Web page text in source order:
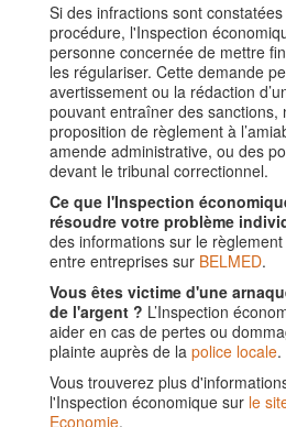
Si des infractions sont
procédure, l'Inspection
personne concernée de mettre
les régulariser. Cette demande
avertissement ou la rédaction
pouvant entraîner des sanctions,
proposition de règlement à
amende administrative, ou des
devant le tribunal correctionnel.
Ce que l'Inspection
résoudre votre problème
des informations sur le
entre entreprises sur BELMED.
Vous êtes victime d'une
de l'argent ? L’Inspection
aider en cas de pertes ou
plainte auprès de la police locale.
Vous trouverez plus
l'Inspection économique sur le
Economie.